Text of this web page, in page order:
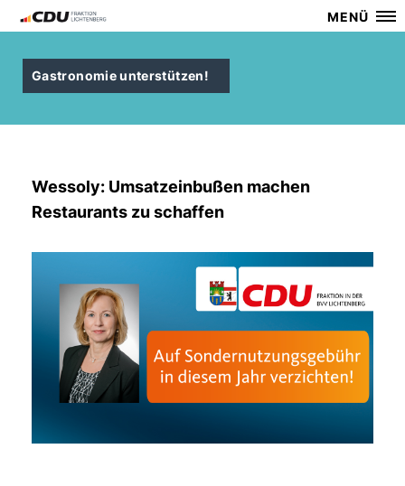
MENÜ
Gastronomie unterstützen!
Wessoly: Umsatzeinbußen machen
Restaurants zu schaffen